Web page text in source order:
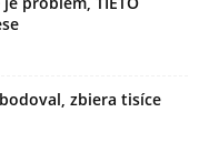
zbiera tisíce